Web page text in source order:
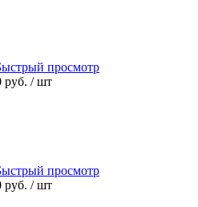
просмотр
руб. / шт
просмотр
руб. / шт